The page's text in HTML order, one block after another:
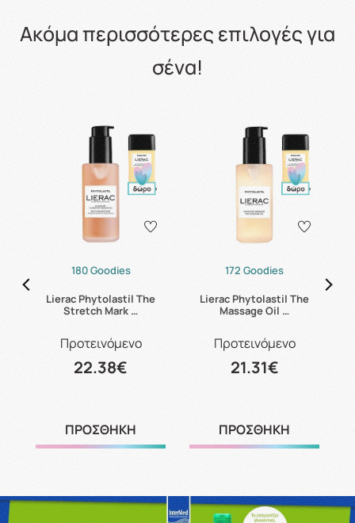
Ακόμα περισσότερες επιλογές για
σένα!
180 Goodies
Lierac Phytolastil The
Stretch Mark …
Προτεινόμενο
22.38€
ΠΡΟΣΘΗΚΗ
172 Goodies
Lierac Phytolastil The
Massage Oil …
Προτεινόμενο
21.31€
ΠΡΟΣΘΗΚΗ